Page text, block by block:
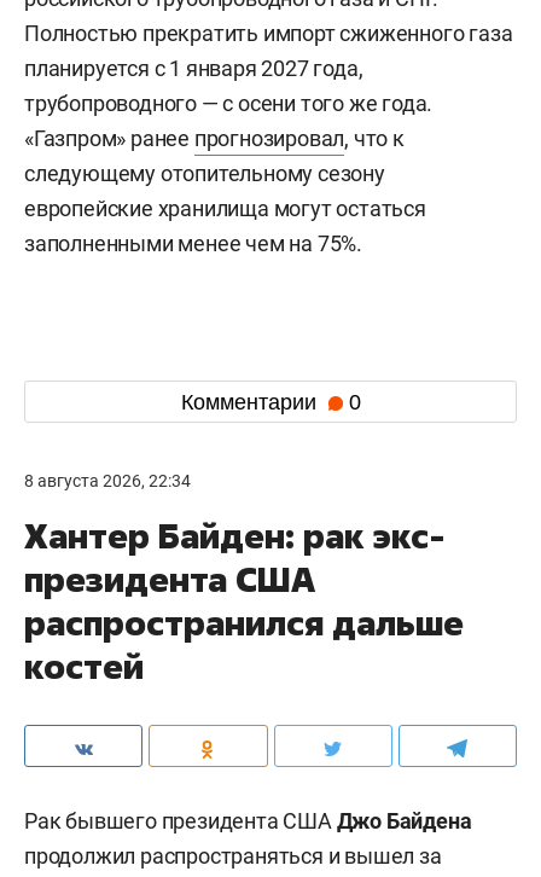
Полностью прекратить импорт сжиженного газа
планируется с 1 января 2027 года,
трубопроводного — с осени того же года.
«Газпром» ранее прогнозировал, что к
следующему отопительному сезону
европейские хранилища могут остаться
заполненными менее чем на 75%.
Комментарии 0
8 августа 2026, 22:34
Хантер Байден: рак экс-
президента США
распространился дальше
костей
Рак бывшего президента США Джо Байдена
продолжил распространяться и вышел за